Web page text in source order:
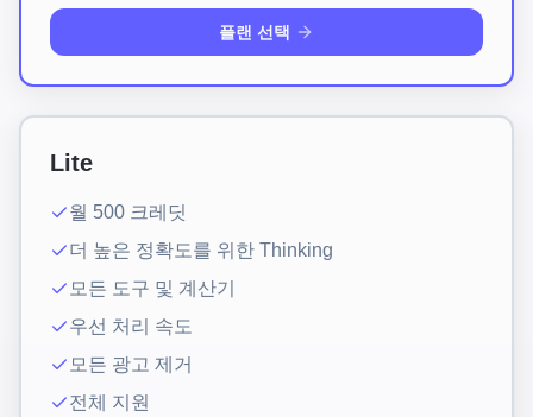
플랜 선택
Lite
월 500 크레딧
더 높은 정확도를 위한 Thinking
모든 도구 및 계산기
우선 처리 속도
모든 광고 제거
전체 지원